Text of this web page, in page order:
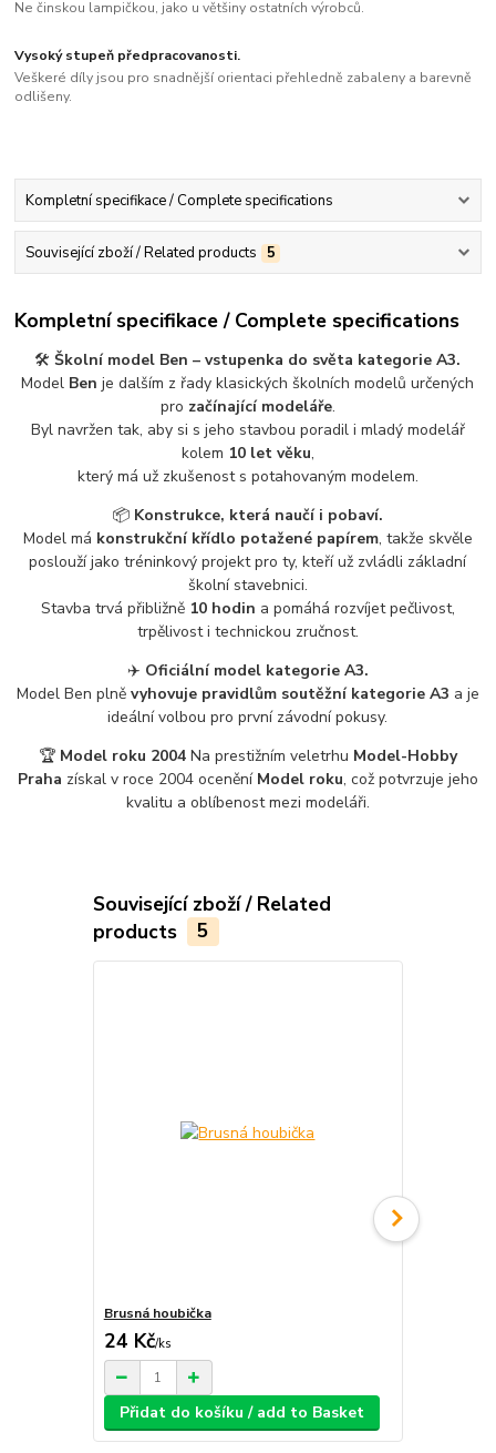
Ne činskou lampičkou, jako u většiny ostatních výrobců.
Vysoký stupeň předpracovanosti.
Veškeré díly jsou pro snadnější orientaci přehledně zabaleny a barevně
odlišeny.
Kompletní specifikace / Complete specifications
Související zboží / Related products 5
Kompletní specifikace / Complete specifications
🛠️Školní model Ben – vstupenka do světa kategorie A3.
Model Ben je dalším z řady klasických školních modelů určených
pro začínající modeláře.
Byl navržen tak, aby si s jeho stavbou poradil i mladý modelář
kolem 10 let věku,
který má už zkušenost s potahovaným modelem.
📦 Konstrukce, která naučí i pobaví.
Model má konstrukční křídlo potažené papírem, takže skvěle
poslouží jako tréninkový projekt pro ty, kteří už zvládli základní
školní stavebnici.
Stavba trvá přibližně 10 hodin a pomáhá rozvíjet pečlivost,
trpělivost i technickou zručnost.
✈️ Oficiální model kategorie A3.
Model Ben plně vyhovuje pravidlům soutěžní kategorie A3 a je
ideální volbou pro první závodní pokusy.
🏆 Model roku 2004Na prestižním veletrhu Model-Hobby
Praha získal v roce 2004 ocenění Model roku, což potvrzuje jeho
kvalitu a oblíbenost mezi modeláři.
Související zboží / Related
products
5
Brusná houbička
24 Kč/ks
Přidat do košíku / add to Basket